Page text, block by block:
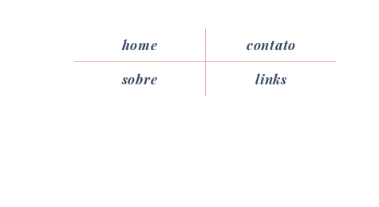
home
contato
sobre
links